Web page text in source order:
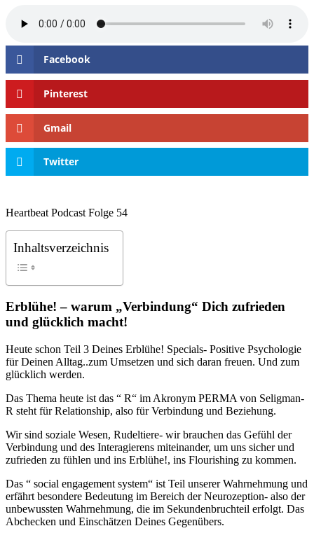
Facebook
Pinterest
Gmail
Twitter
Heartbeat Podcast Folge 54
Inhaltsverzeichnis
Erblühe! – warum „Verbindung“ Dich zufrieden
und glücklich macht!
Heute schon Teil 3 Deines Erblühe! Specials- Positive Psychologie
für Deinen Alltag..zum Umsetzen und sich daran freuen. Und zum
glücklich werden.
Das Thema heute ist das “ R“ im Akronym PERMA von Seligman-
R steht für Relationship, also für Verbindung und Beziehung.
Wir sind soziale Wesen, Rudeltiere- wir brauchen das Gefühl der
Verbindung und des Interagierens miteinander, um uns sicher und
zufrieden zu fühlen und ins Erblühe!, ins Flourishing zu kommen.
Das “ social engagement system“ ist Teil unserer Wahrnehmung und
erfährt besondere Bedeutung im Bereich der Neurozeption- also der
unbewussten Wahrnehmung, die im Sekundenbruchteil erfolgt. Das
Abchecken und Einschätzen Deines Gegenübers.